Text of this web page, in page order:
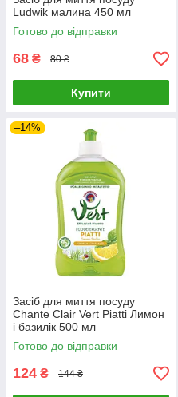
Ludwik малина 450 мл
Готово до відправки
68 ₴ 80 ₴
Купити
–14%
Засіб для миття посуду
Chante Clair Vert Piatti Лимон
і базилік 500 мл
Готово до відправки
124 ₴ 144 ₴